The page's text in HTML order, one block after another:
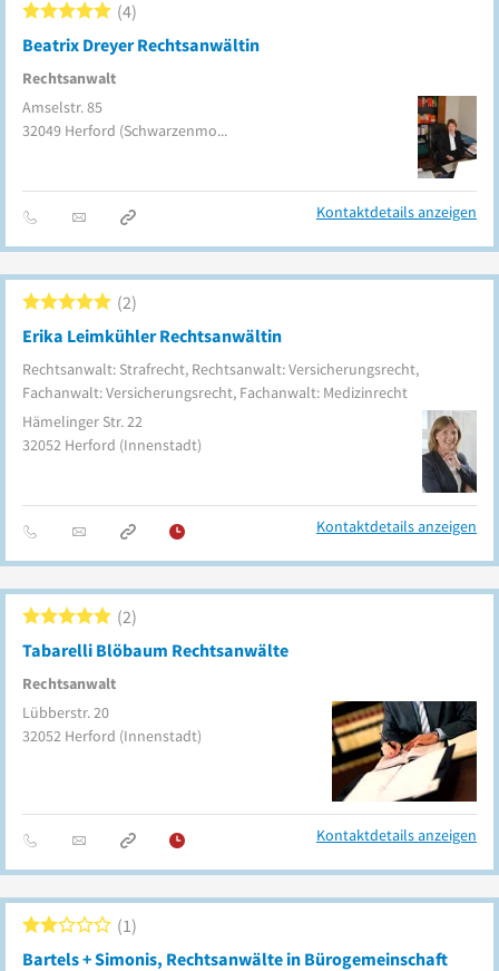
Beatrix Dreyer Rechtsanwältin
Rechtsanwalt
4
Amselstr. 85
32049 Herford (Schwarzenmoor)
Kontaktdetails anzeigen
Erika Leimkühler Rechtsanwältin
Rechtsanwalt: Strafrecht, Rechtsanwalt: Versicherungsrecht,
Fachanwalt: Versicherungsrecht, Fachanwalt: Medizinrecht
2
Hämelinger Str. 22
32052 Herford (Innenstadt)
Kontaktdetails anzeigen
Tabarelli Blöbaum Rechtsanwälte
Rechtsanwalt
2
Lübberstr. 20
32052 Herford (Innenstadt)
Kontaktdetails anzeigen
Bartels + Simonis, Rechtsanwälte in Bürogemeinschaft
1